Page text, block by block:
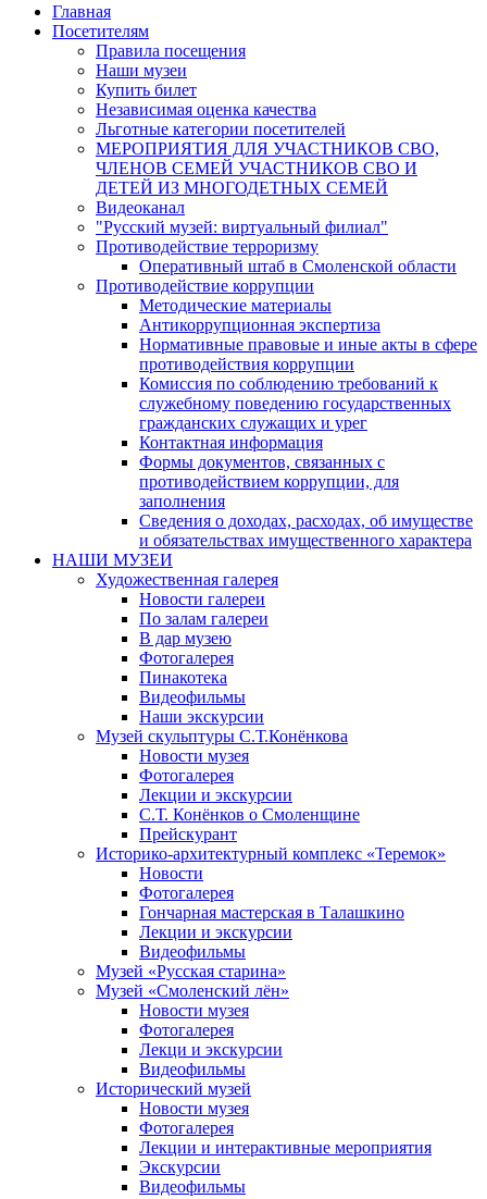
Главная
Посетителям
Правила посещения
Наши музеи
Купить билет
Независимая оценка качества
Льготные категории посетителей
МЕРОПРИЯТИЯ ДЛЯ УЧАСТНИКОВ СВО,
ЧЛЕНОВ СЕМЕЙ УЧАСТНИКОВ СВО И
ДЕТЕЙ ИЗ МНОГОДЕТНЫХ СЕМЕЙ
Видеоканал
"Русский музей: виртуальный филиал"
Противодействие терроризму
Оперативный штаб в Смоленской области
Противодействие коррупции
Методические материалы
Антикоррупционная экспертиза
Нормативные правовые и иные акты в сфере
противодействия коррупции
Комиссия по соблюдению требований к
служебному поведению государственных
гражданских служащих и урег
Контактная информация
Формы документов, связанных с
противодействием коррупции, для
заполнения
Сведения о доходах, расходах, об имуществе
и обязательствах имущественного характера
НАШИ МУЗЕИ
Художественная галерея
Новости галереи
По залам галереи
В дар музею
Фотогалерея
Пинакотека
Видеофильмы
Наши экскурсии
Музей скульптуры С.Т.Конёнкова
Новости музея
Фотогалерея
Лекции и экскурсии
С.Т. Конёнков о Смоленщине
Прейскурант
Историко-архитектурный комплекс «Теремок»
Новости
Фотогалерея
Гончарная мастерская в Талашкино
Лекции и экскурсии
Видеофильмы
Музей «Русская старина»
Музей «Смоленский лён»
Новости музея
Фотогалерея
Лекци и экскурсии
Видеофильмы
Исторический музей
Новости музея
Фотогалерея
Лекции и интерактивные мероприятия
Экскурсии
Видеофильмы